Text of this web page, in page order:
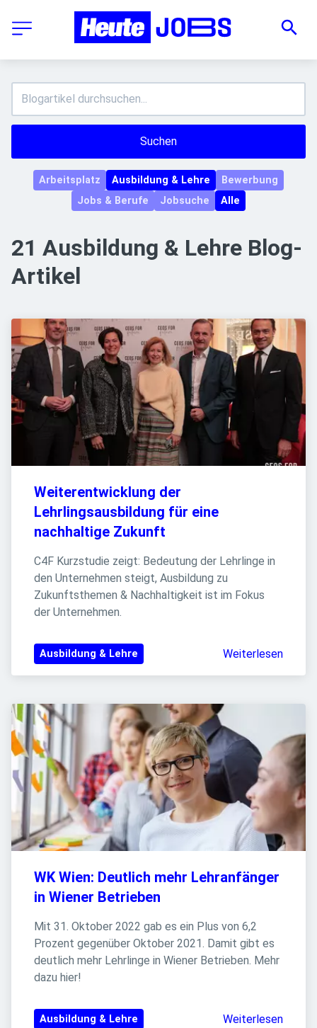
Suchen
Arbeitsplatz Ausbildung & Lehre
Bewerbung
Jobs & Berufe
Jobsuche Alle
21 Ausbildung & Lehre Blog-
Artikel
Weiterentwicklung der
Lehrlingsausbildung für eine
nachhaltige Zukunft
C4F Kurzstudie zeigt: Bedeutung der Lehrlinge in
den Unternehmen steigt, Ausbildung zu
Zukunftsthemen & Nachhaltigkeit ist im Fokus
der Unternehmen.
Ausbildung & Lehre Weiterlesen
WK Wien: Deutlich mehr Lehranfänger
in Wiener Betrieben
Mit 31. Oktober 2022 gab es ein Plus von 6,2
Prozent gegenüber Oktober 2021. Damit gibt es
deutlich mehr Lehrlinge in Wiener Betrieben. Mehr
dazu hier!
Ausbildung & Lehre Weiterlesen